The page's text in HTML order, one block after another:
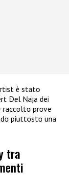
è stato
Del Naja dei
raccolto prove
piuttosto una
tra